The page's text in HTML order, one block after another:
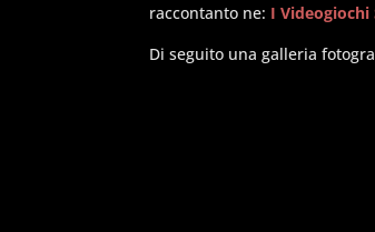
raccontanto ne: I
Di seguito una galleria